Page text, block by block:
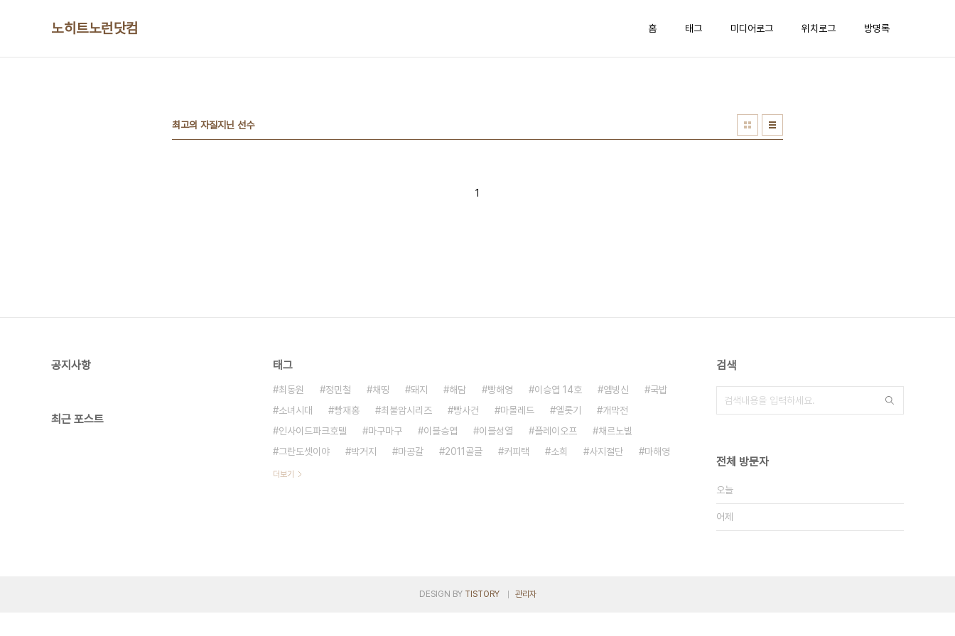
노히트노런닷컴 홈 태그 미디어로그 위치로그 방명록
최고의 자질지닌 선수
1
공지사항
최근 포스트
태그
최동원 정민철 채띵 돼지 해담 빵해영 이승엽 14호 엠빙신
국밥
소녀시대
빵재홍 최불암시리즈 빵사건 마몰레드 엘롯기
개막전
인사이드파크호텔
마구마구 이블승엽 이블성열 플레이오프
채르노빌
그란도셋이야
박거지 마공갈 2011골글 커피택 소희 사지절단 마해영
더보기
검색
전체 방문자
오늘
어제
DESIGN BY TISTORY 관리자